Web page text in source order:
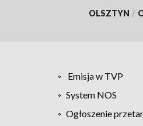
OLSZTYN /
Emisja w TVP
System NOS
Ogłoszenie